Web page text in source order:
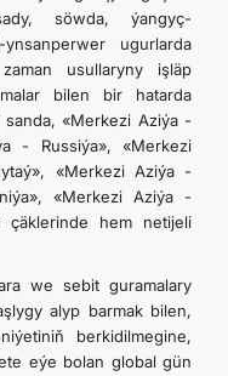
söwda, ýangyç-
ugurlarda
usullaryny işläp
bilen bir hatarda
«Merkezi Aziýa -
- Russiýa», «Merkezi
«Merkezi Aziýa -
«Merkezi Aziýa -
çäklerinde hem netijeli
we sebit guramalary
alyp barmak bilen,
berkidilmegine,
eýe bolan global gün